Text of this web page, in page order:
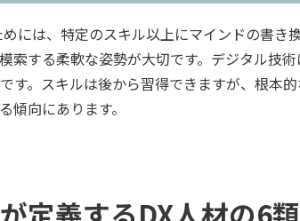
には、特定のスキル以上にマインドの書
索する柔軟な姿勢が大切です。デジタル技
す。スキルは後から習得できますが、根本
傾向にあります。